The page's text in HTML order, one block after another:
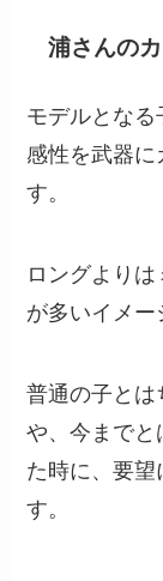
浦さんの
モデルとな
感性を武器に
す。
ロングより
が多いイメー
普通の子とは
や、今までと
た時に、要望
す。